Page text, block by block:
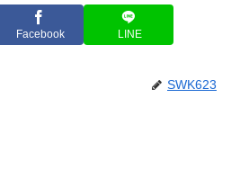
Facebook LINE
SWK623